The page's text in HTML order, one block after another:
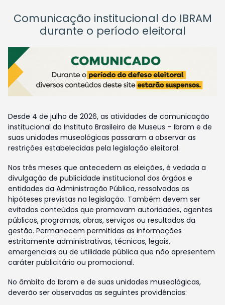
Comunicação institucional do IBRAM
durante o período eleitoral
Desde 4 de julho de 2026, as atividades de comunicação
institucional do Instituto Brasileiro de Museus – Ibram e de
suas unidades museológicas passaram a observar as
restrições estabelecidas pela legislação eleitoral.
Nos três meses que antecedem as eleições, é vedada a
divulgação de publicidade institucional dos órgãos e
entidades da Administração Pública, ressalvadas as
hipóteses previstas na legislação. Também devem ser
evitados conteúdos que promovam autoridades, agentes
públicos, programas, obras, serviços ou resultados da
gestão. Permanecem permitidas as informações
estritamente administrativas, técnicas, legais,
emergenciais ou de utilidade pública que não apresentem
caráter publicitário ou promocional.
No âmbito do Ibram e de suas unidades museológicas,
deverão ser observadas as seguintes providências: